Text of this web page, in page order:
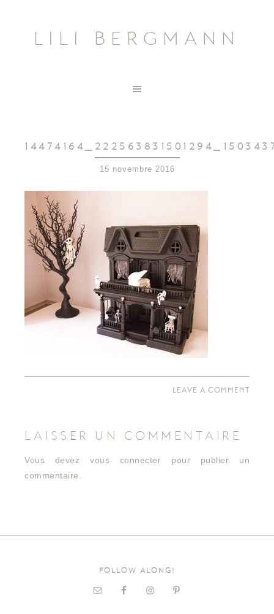
LILI BERGMANN
15 novembre 2016
LEAVE A COMMENT
LAISSER UN COMMENTAIRE
Vous devez vous connecter pour publier un
commentaire.
FOLLOW ALONG!